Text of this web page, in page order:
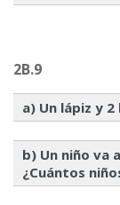
2B.9
a) Un lápiz y
b) Un niño va
¿Cuántos